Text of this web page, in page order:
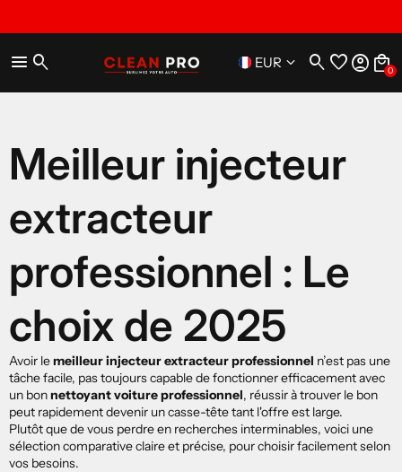
menu search EUR keyboard_arrow_down search favoriteaccount_circle local_mall
0
Meilleur injecteur
extracteur
professionnel : Le
choix de 2025
Avoir lemeilleur injecteur extracteur professionnel n’est pas une
tâche facile, pas toujours capable de fonctionner efficacement avec
un bonnettoyant voiture professionnel, réussir à trouver le bon
peut rapidement devenir un casse-tête tant l'offre est large.
Plutôt que de vous perdre en recherches interminables, voici une
sélection comparative claire et précise, pour choisir facilement selon
vos besoins.